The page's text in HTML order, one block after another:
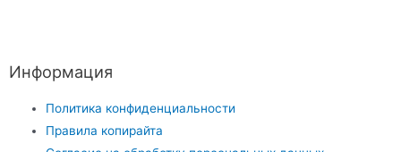
Информация
Политика конфиденциальности
Правила копирайта